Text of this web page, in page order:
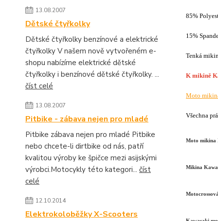
13.08.2007
Dětské čtyřkolky
Dětské čtyřkolky benzínové a elektrické
čtyřkolky V našem nově vytvořeném e-
shopu nabízíme elektrické dětské
čtyřkolky i benzínové dětské čtyřkolky. ...
číst celé
13.08.2007
Pitbike - zábava nejen pro mladé
Pitbike zábava nejen pro mladé Pitbike
nebo chcete-li dirtbike od nás, patří
kvalitou výroby ke špičce mezi asijskými
výrobci.Motocykly této kategori... číst
celé
12.10.2014
Elektrokoloběžky X-Scooters
85%
15%
Tenká
K mikině
Moto
Všechna
Moto mikina
Mikina